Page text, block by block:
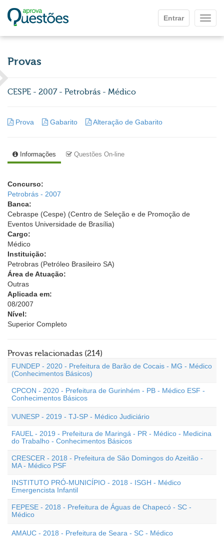
Entrar
Provas
CESPE - 2007 - Petrobrás - Médico
Prova Gabarito Alteração de Gabarito
Informações Questões On-line
Concurso:
Petrobrás - 2007
Banca:
Cebraspe (Cespe) (Centro de Seleção e de Promoção de
Eventos Universidade de Brasília)
Cargo:
Médico
Instituição:
Petrobras (Petróleo Brasileiro SA)
Área de Atuação:
Outras
Aplicada em:
08/2007
Nível:
Superior Completo
Provas relacionadas (214)
FUNDEP - 2020 - Prefeitura de Barão de Cocais - MG - Médico
(Conhecimentos Básicos)
CPCON - 2020 - Prefeitura de Gurinhém - PB - Médico ESF -
Conhecimentos Básicos
VUNESP - 2019 - TJ-SP - Médico Judiciário
FAUEL - 2019 - Prefeitura de Maringá - PR - Médico - Medicina
do Trabalho - Conhecimentos Básicos
CRESCER - 2018 - Prefeitura de São Domingos do Azeitão -
MA - Médico PSF
INSTITUTO PRÓ-MUNICÍPIO - 2018 - ISGH - Médico
Emergencista Infantil
FEPESE - 2018 - Prefeitura de Águas de Chapecó - SC -
Médico
AMAUC - 2018 - Prefeitura de Seara - SC - Médico